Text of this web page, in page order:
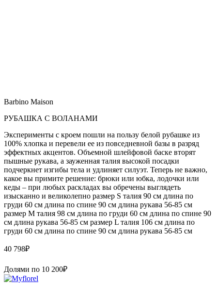
Barbino Maison
РУБАШКА С ВОЛАНАМИ
Эксперименты с кроем пошли на пользу белой рубашке из
100% хлопка и перевели ее из повседневной базы в разряд
эффектных акцентов. Объемной шлейфовой баске вторят
пышные рукава, а зауженная талия высокой посадки
подчеркнет изгибы тела и удлиняет силуэт. Теперь не важно,
какое вы примите решение: брюки или юбка, лодочки или
кеды – при любых раскладах вы обречены выглядеть
изысканно и великолепно размер S талия 90 см длина по
груди 60 см длина по спине 90 см длина рукава 56-85 см
размер M талия 98 см длина по груди 60 см длина по спине 90
см длина рукава 56-85 см размер L талия 106 см длина по
груди 60 см длина по спине 90 см длина рукава 56-85 см
40 798₽
Долями по 10 200₽